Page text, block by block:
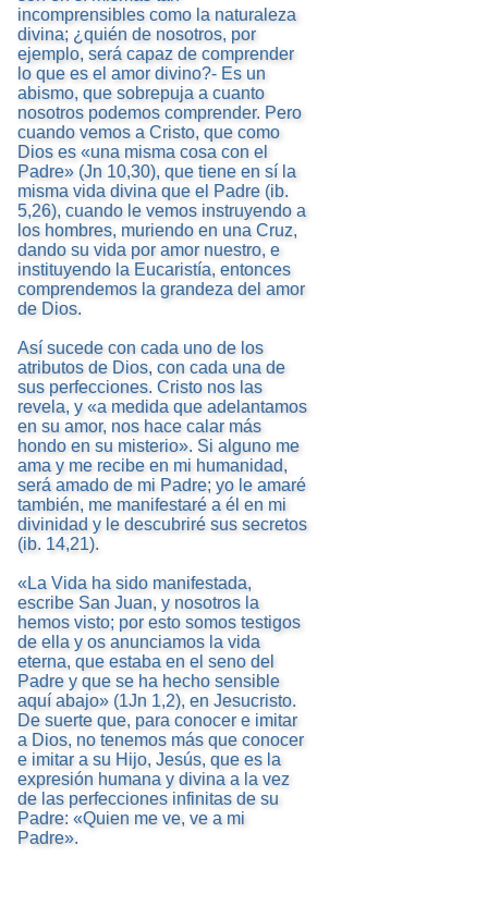
incomprensibles como la naturaleza
divina; ¿quién de nosotros, por
ejemplo, será capaz de comprender
lo que es el amor divino?- Es un
abismo, que sobrepuja a cuanto
nosotros podemos comprender. Pero
cuando vemos a Cristo, que como
Dios es «una misma cosa con el
Padre» (Jn 10,30), que tiene en sí la
misma vida divina que el Padre (ib.
5,26), cuando le vemos instruyendo a
los hombres, muriendo en una Cruz,
dando su vida por amor nuestro, e
instituyendo la Eucaristía, entonces
comprendemos la grandeza del amor
de Dios.
Así sucede con cada uno de los
atributos de Dios, con cada una de
sus perfecciones. Cristo nos las
revela, y «a medida que adelantamos
en su amor, nos hace calar más
hondo en su misterio». Si alguno me
ama y me recibe en mi humanidad,
será amado de mi Padre; yo le amaré
también, me manifestaré a él en mi
divinidad y le descubriré sus secretos
(ib. 14,21).
«La Vida ha sido manifestada,
escribe San Juan, y nosotros la
hemos visto; por esto somos testigos
de ella y os anunciamos la vida
eterna, que estaba en el seno del
Padre y que se ha hecho sensible
aquí abajo» (1Jn 1,2), en Jesucristo.
De suerte que, para conocer e imitar
a Dios, no tenemos más que conocer
e imitar a su Hijo, Jesús, que es la
expresión humana y divina a la vez
de las perfecciones infinitas de su
Padre: «Quien me ve, ve a mi
Padre».